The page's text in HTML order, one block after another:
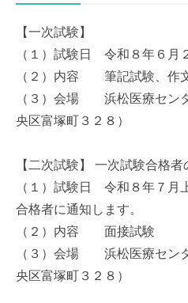
【一次試験】
（１）試験日 令和８年６月
（２）内容 筆記試験、作
（３）会場 浜松医療セン
央区富塚町３２８）
【二次試験】 一次試験合格者
（１）試験日 令和８年７
合格者に通知します。
（２）内容 面接試験
（３）会場 浜松医療セン
央区富塚町３２８）